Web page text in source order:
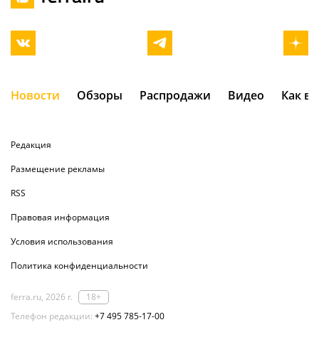
Новости Обзоры Распродажи Видео Как
Редакция
Размещение рекламы
RSS
Правовая информация
Условия использования
Политика конфиденциальности
ferra.ru, 2026 г.
18+
Телефон редакции: +7 495 785-17-00